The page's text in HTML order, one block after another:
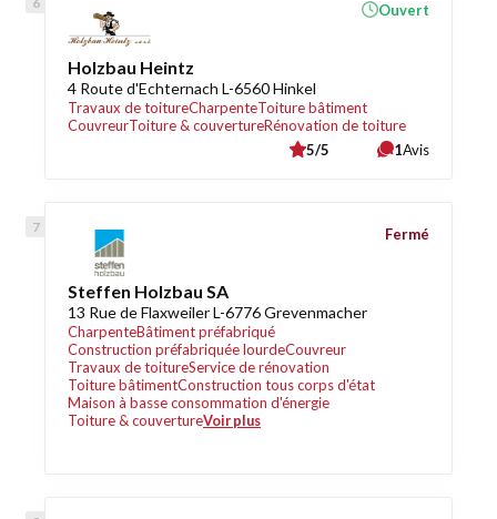
Holzbau Heintz
4 Route d'Echternach L-6560 Hinkel
Travaux de toitureCharpenteToiture bâtiment
CouvreurToiture & couvertureRénovation de toiture
Ouvert
5/5 1Avis
Steffen Holzbau SA
13 Rue de Flaxweiler L-6776 Grevenmacher
CharpenteBâtiment préfabriqué
Construction préfabriquée lourdeCouvreur
Travaux de toitureService de rénovation
Toiture bâtimentConstruction tous corps d'état
Maison à basse consommation d'énergie
Toiture & couvertureVoir plus
Fermé